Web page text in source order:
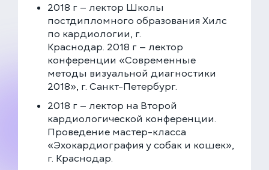
2018 г — лектор Школы
постдипломного образования Хилс
по кардиологии, г.
Краснодар. 2018 г — лектор
конференции «Современные
методы визуальной диагностики
2018», г. Санкт-Петербург.
2018 г — лектор на Второй
кардиологической конференции.
Проведение мастер-класса
«Эхокардиография у собак и кошек»,
г. Краснодар.